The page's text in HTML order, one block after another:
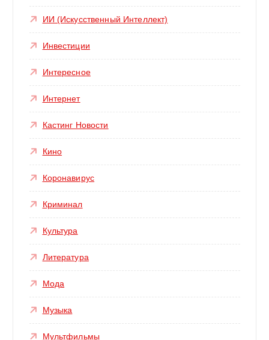
ИИ (Искусственный Интеллект)
Инвестиции
Интересное
Интернет
Кастинг Новости
Кино
Коронавирус
Криминал
Культура
Литература
Мода
Музыка
Мультфильмы